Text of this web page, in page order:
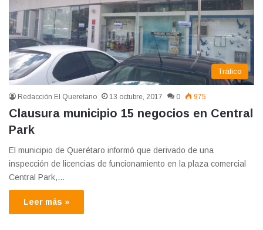
Tráfico
Redacción El Queretano 13 octubre, 2017 0 975
Clausura municipio 15 negocios en Central
Park
El municipio de Querétaro informó que derivado de una
inspección de licencias de funcionamiento en la plaza comercial
Central Park,…
Leer más »